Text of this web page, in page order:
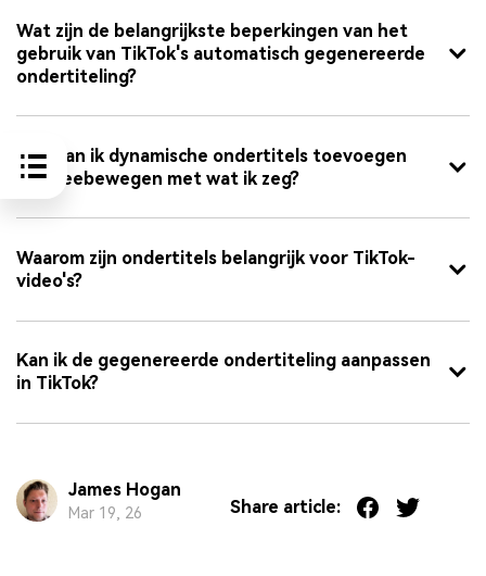
Wat zijn de belangrijkste beperkingen van het
gebruik van TikTok's automatisch gegenereerde
ondertiteling?
Hoe kan ik dynamische ondertitels toevoegen
die meebewegen met wat ik zeg?
Waarom zijn ondertitels belangrijk voor TikTok-
video's?
Kan ik de gegenereerde ondertiteling aanpassen
in TikTok?
James Hogan
Mar 19, 26 Share article: